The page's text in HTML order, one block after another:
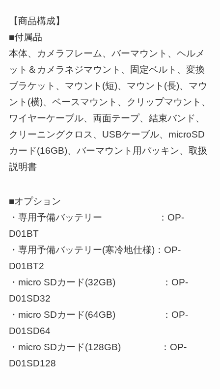
【商品構成】
■付属品
本体、カメラフレーム、バーマウント、ヘルメ
ット＆カメラネジマウント、固定ベルト、変換
ブラケット、マウント(短)、マウント(長)、マウ
ント(横)、ベースマウント、クリップマウント、
ワイヤーケーブル、両面テープ、結束バンド、
クリーニングクロス、USBケーブル、microSD
カード(16GB)、バーマウント用パッキン、取扱
説明書
■オプション
・専用予備バッテリー ：OP-
D01BT
・専用予備バッテリー(寒冷地仕様)：OP-
D01BT2
・micro SDカード(32GB) ：OP-
D01SD32
・micro SDカード(64GB) ：OP-
D01SD64
・micro SDカード(128GB) ：OP-
D01SD128